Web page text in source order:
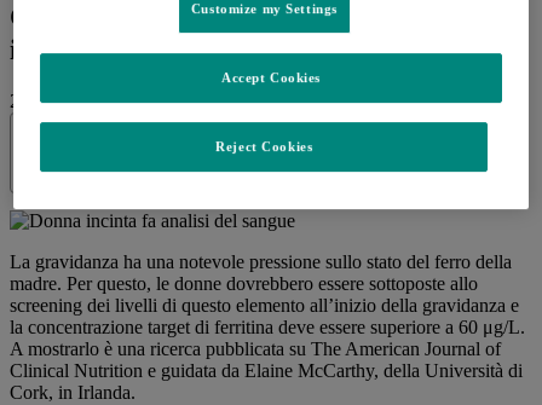
Gravidanza e livelli di ferro. Uno studio
irlandese
21.10.2024|Popular Science
Share this
Condividi
La gravidanza ha una notevole pressione sullo stato del ferro della
madre. Per questo, le donne dovrebbero essere sottoposte allo
screening dei livelli di questo elemento all’inizio della gravidanza e
la concentrazione target di ferritina deve essere superiore a 60 μg/L.
A mostrarlo è una ricerca pubblicata su The American Journal of
Clinical Nutrition e guidata da Elaine McCarthy, della Università di
Cork, in Irlanda.
Customize my Settings
Reject Cookies
Accept Cookies